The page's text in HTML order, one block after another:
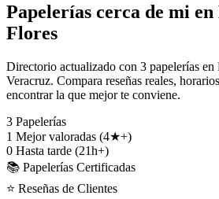
Papelerías cerca de mi
Flores
Directorio actualizado con 3 papelerías en
Veracruz. Compara reseñas reales,
encontrar la que mejor te conviene.
3 Papelerías
1 Mejor valoradas (4★+)
0 Hasta tarde (21h+)
📚 Papelerías Certificadas
⭐ Reseñas de Clientes